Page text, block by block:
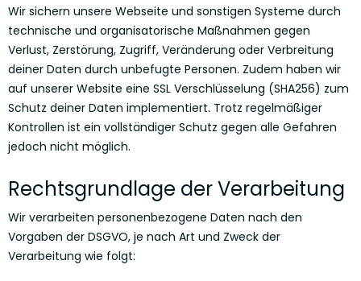
Wir sichern unsere Webseite und sonstigen Systeme durch
technische und organisatorische Maßnahmen gegen
Verlust, Zerstörung, Zugriff, Veränderung oder Verbreitung
deiner Daten durch unbefugte Personen. Zudem haben wir
auf unserer Website eine SSL Verschlüsselung (SHA256) zum
Schutz deiner Daten implementiert. Trotz regelmäßiger
Kontrollen ist ein vollständiger Schutz gegen alle Gefahren
jedoch nicht möglich.
Rechtsgrundlage der Verarbeitung
Wir verarbeiten personenbezogene Daten nach den
Vorgaben der DSGVO, je nach Art und Zweck der
Verarbeitung wie folgt: